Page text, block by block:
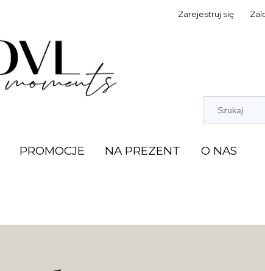
Zarejestruj się
PROMOCJE NA PREZENT O NAS